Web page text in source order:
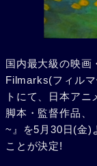
国内最大級の映画
Filmarks(フィル
トにて、日本ア
脚本・監督作品、
~』を5月30日(金)
ことが決定!